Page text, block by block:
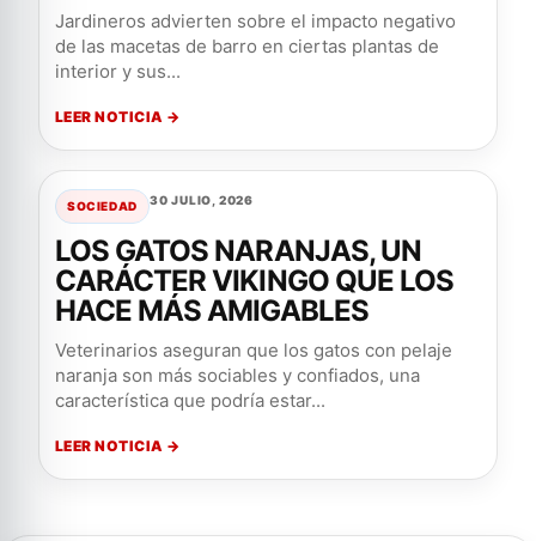
Jardineros advierten sobre el impacto negativo
de las macetas de barro en ciertas plantas de
interior y sus...
LEER NOTICIA →
SOCIEDAD 30 JULIO, 2026
LOS GATOS NARANJAS, UN
CARÁCTER VIKINGO QUE LOS
HACE MÁS AMIGABLES
Veterinarios aseguran que los gatos con pelaje
naranja son más sociables y confiados, una
característica que podría estar...
LEER NOTICIA →